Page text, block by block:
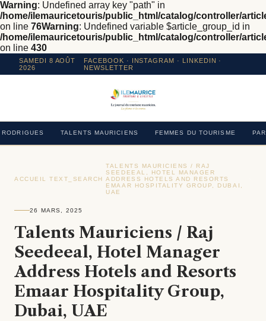
Warning: Undefined array key "path" in
/home/ilemauricetouris/public_html/catalog/controller/
on line 76Warning: Undefined variable $article_group_id in
/home/ilemauricetouris/public_html/catalog/controller/
on line 430
SAMEDI 8 AOÛT
2026
FACEBOOK · INSTAGRAM · LINKEDIN ·
NEWSLETTER
RODRIGUES TALENTS MAURICIENS FEMMES DU TOURISME
ACCUEIL ›TEXT_SEARCH ›
TALENTS MAURICIENS / RAJ
SEEDEEAL, HOTEL MANAGER
ADDRESS HOTELS AND RESORTS
EMAAR HOSPITALITY GROUP, DUBAI,
UAE
26 MARS, 2025
Talents Mauriciens / Raj
Seedeeal, Hotel Manager
Address Hotels and Resorts
Emaar Hospitality Group,
Dubai, UAE